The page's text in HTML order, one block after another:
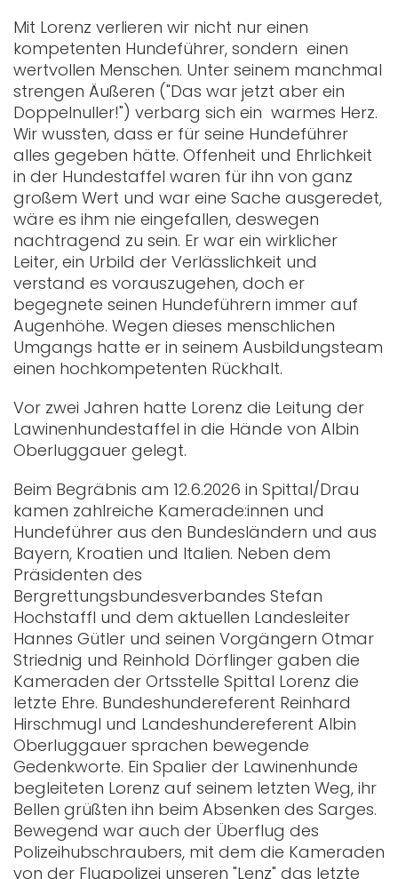
Mit Lorenz verlieren wir nicht nur einen
kompetenten Hundeführer, sondern einen
wertvollen Menschen. Unter seinem manchmal
strengen Äußeren ("Das war jetzt aber ein
Doppelnuller!") verbarg sich ein warmes Herz.
Wir wussten, dass er für seine Hundeführer
alles gegeben hätte. Offenheit und Ehrlichkeit
in der Hundestaffel waren für ihn von ganz
großem Wert und war eine Sache ausgeredet,
wäre es ihm nie eingefallen, deswegen
nachtragend zu sein. Er war ein wirklicher
Leiter, ein Urbild der Verlässlichkeit und
verstand es vorauszugehen, doch er
begegnete seinen Hundeführern immer auf
Augenhöhe. Wegen dieses menschlichen
Umgangs hatte er in seinem Ausbildungsteam
einen hochkompetenten Rückhalt.
Vor zwei Jahren hatte Lorenz die Leitung der
Lawinenhundestaffel in die Hände von Albin
Oberluggauer gelegt.
Beim Begräbnis am 12.6.2026 in Spittal/Drau
kamen zahlreiche Kamerade:innen und
Hundeführer aus den Bundesländern und aus
Bayern, Kroatien und Italien. Neben dem
Präsidenten des
Bergrettungsbundesverbandes Stefan
Hochstaffl und dem aktuellen Landesleiter
Hannes Gütler und seinen Vorgängern Otmar
Striednig und Reinhold Dörflinger gaben die
Kameraden der Ortsstelle Spittal Lorenz die
letzte Ehre. Bundeshundereferent Reinhard
Hirschmugl und Landeshundereferent Albin
Oberluggauer sprachen bewegende
Gedenkworte. Ein Spalier der Lawinenhunde
begleiteten Lorenz auf seinem letzten Weg, ihr
Bellen grüßten ihn beim Absenken des Sarges.
Bewegend war auch der Überflug des
Polizeihubschraubers, mit dem die Kameraden
von der Flugpolizei unseren "Lenz" das letzte